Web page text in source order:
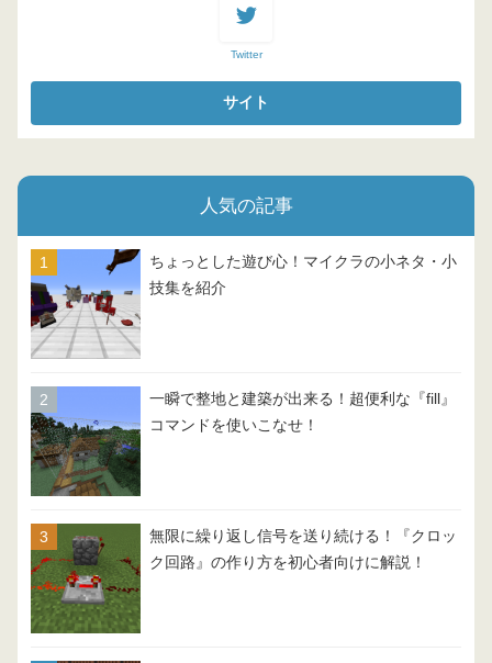
Twitter
人気の記事
ちょっとした遊び心！マイクラの小ネタ・小
技集を紹介
一瞬で整地と建築が出来る！超便利な『fill』
コマンドを使いこなせ！
無限に繰り返し信号を送り続ける！『クロッ
ク回路』の作り方を初心者向けに解説！